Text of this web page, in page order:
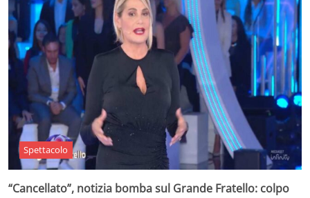
Spettacolo
“Cancellato”, notizia bomba sul Grande Fratello: colpo